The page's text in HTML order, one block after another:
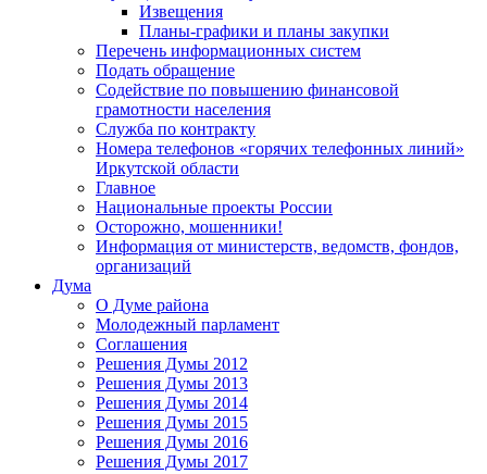
Извещения
Планы-графики и планы закупки
Перечень информационных систем
Подать обращение
Содействие по повышению финансовой
грамотности населения
Служба по контракту
Номера телефонов «горячих телефонных линий»
Иркутской области
Главное
Национальные проекты России
Осторожно, мошенники!
Информация от министерств, ведомств, фондов,
организаций
Дума
О Думе района
Молодежный парламент
Соглашения
Решения Думы 2012
Решения Думы 2013
Решения Думы 2014
Решения Думы 2015
Решения Думы 2016
Решения Думы 2017